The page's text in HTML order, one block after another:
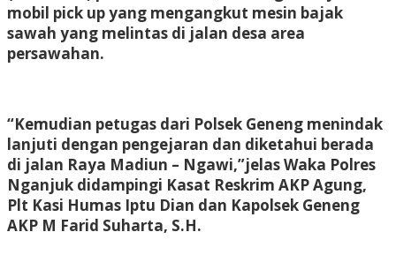
mobil pick up yang mengangkut mesin bajak
sawah yang melintas di jalan desa area
persawahan.
“Kemudian petugas dari Polsek Geneng menindak
lanjuti dengan pengejaran dan diketahui berada
di jalan Raya Madiun – Ngawi,”jelas Waka Polres
Nganjuk didampingi Kasat Reskrim AKP Agung,
Plt Kasi Humas Iptu Dian dan Kapolsek Geneng
AKP M Farid Suharta, S.H.